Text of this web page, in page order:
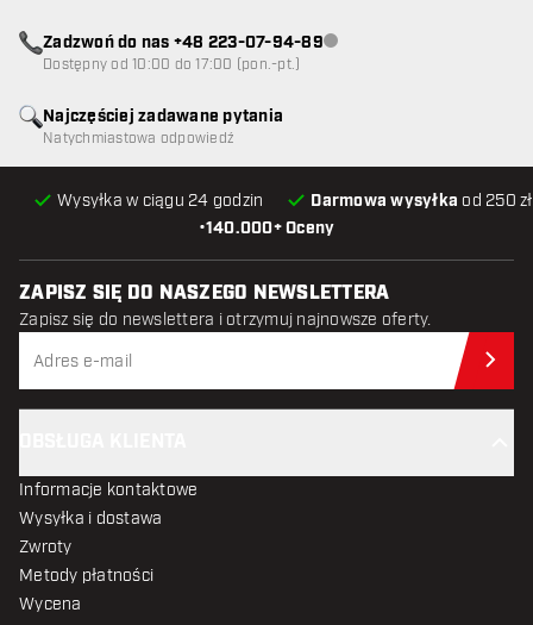
•140.000+ Oceny
Wysyłka w ciągu 24 godzin Darmowa wysyłka od 250
Najczęściej zadawane pytania
Natychmiastowa odpowiedź
Zadzwoń do nas +48 223-07-94-89Obsługa klienta niedostępna
Dostępny od 10:00 do 17:00 (pon.-pt.)
ZAPISZ SIĘ DO NASZEGO NEWSLETTERA
Zapisz się do newslettera i otrzymuj najnowsze oferty.
Informacje kontaktowe
Wysyłka i dostawa
Zwroty
Metody płatności
Wycena